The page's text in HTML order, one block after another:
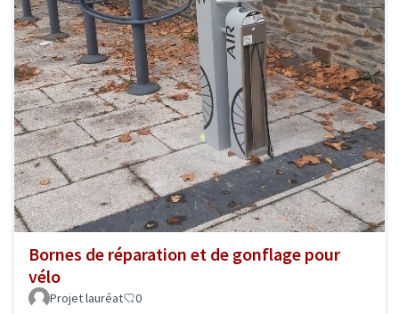
Bornes de réparation et de gonflage pour
vélo
Projet lauréat 0